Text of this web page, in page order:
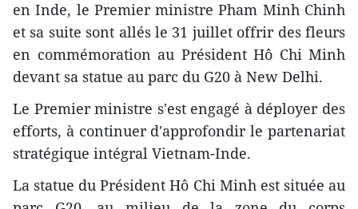
en Inde, le Premier ministre Pham Minh Chinh
et sa suite sont allés le 31 juillet offrir des fleurs
en commémoration au Président Hô Chi Minh
devant sa statue au parc du G20 à New Delhi.
Le Premier ministre s'est engagé à déployer des
efforts, à continuer d'approfondir le partenariat
stratégique intégral Vietnam-Inde.
La statue du Président Hô Chi Minh est située au